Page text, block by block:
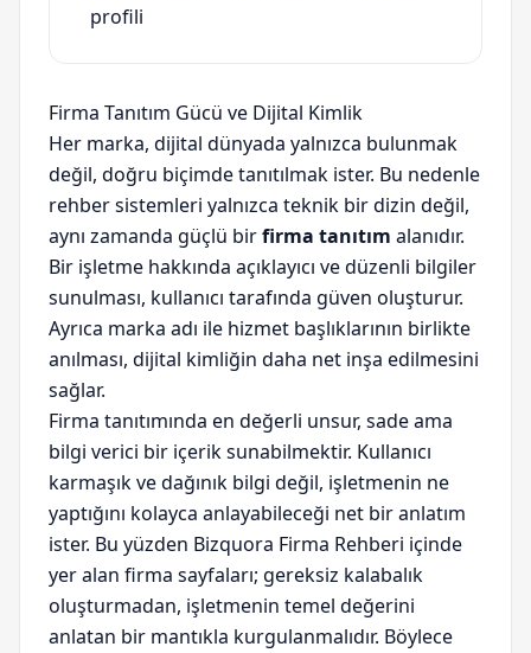
profili
Firma Tanıtım Gücü ve Dijital Kimlik
Her marka, dijital dünyada yalnızca bulunmak
değil, doğru biçimde tanıtılmak ister. Bu nedenle
rehber sistemleri yalnızca teknik bir dizin değil,
aynı zamanda güçlü birfirma tanıtım alanıdır.
Bir işletme hakkında açıklayıcı ve düzenli bilgiler
sunulması, kullanıcı tarafında güven oluşturur.
Ayrıca marka adı ile hizmet başlıklarının birlikte
anılması, dijital kimliğin daha net inşa edilmesini
sağlar.
Firma tanıtımında en değerli unsur, sade ama
bilgi verici bir içerik sunabilmektir. Kullanıcı
karmaşık ve dağınık bilgi değil, işletmenin ne
yaptığını kolayca anlayabileceği net bir anlatım
ister. Bu yüzden Bizquora Firma Rehberi içinde
yer alan firma sayfaları; gereksiz kalabalık
oluşturmadan, işletmenin temel değerini
anlatan bir mantıkla kurgulanmalıdır. Böylece